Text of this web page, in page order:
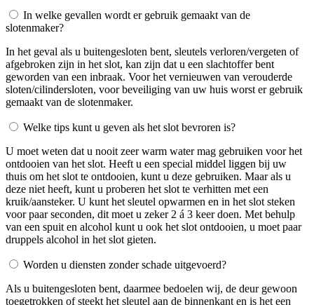
In welke gevallen wordt er gebruik gemaakt van de
slotenmaker?
In het geval als u buitengesloten bent, sleutels verloren/vergeten of
afgebroken zijn in het slot, kan zijn dat u een slachtoffer bent
geworden van een inbraak. Voor het vernieuwen van verouderde
sloten/cilindersloten, voor beveiliging van uw huis worst er gebruik
gemaakt van de slotenmaker.
Welke tips kunt u geven als het slot bevroren is?
U moet weten dat u nooit zeer warm water mag gebruiken voor het
ontdooien van het slot. Heeft u een special middel liggen bij uw
thuis om het slot te ontdooien, kunt u deze gebruiken. Maar als u
deze niet heeft, kunt u proberen het slot te verhitten met een
kruik/aansteker. U kunt het sleutel opwarmen en in het slot steken
voor paar seconden, dit moet u zeker 2 á 3 keer doen. Met behulp
van een spuit en alcohol kunt u ook het slot ontdooien, u moet paar
druppels alcohol in het slot gieten.
Worden u diensten zonder schade uitgevoerd?
Als u buitengesloten bent, daarmee bedoelen wij, de deur gewoon
toegetrokken of steekt het sleutel aan de binnenkant en is het een